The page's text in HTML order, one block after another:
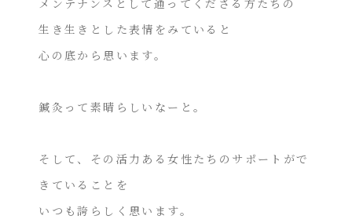
メンテナンスとして通ってくださる方たちの
生き生きとした表情をみていると
心の底から思います。
鍼灸って素晴らしいなーと。
そして、その活力ある女性たちのサポートがで
きていることを
いつも誇らしく思います。